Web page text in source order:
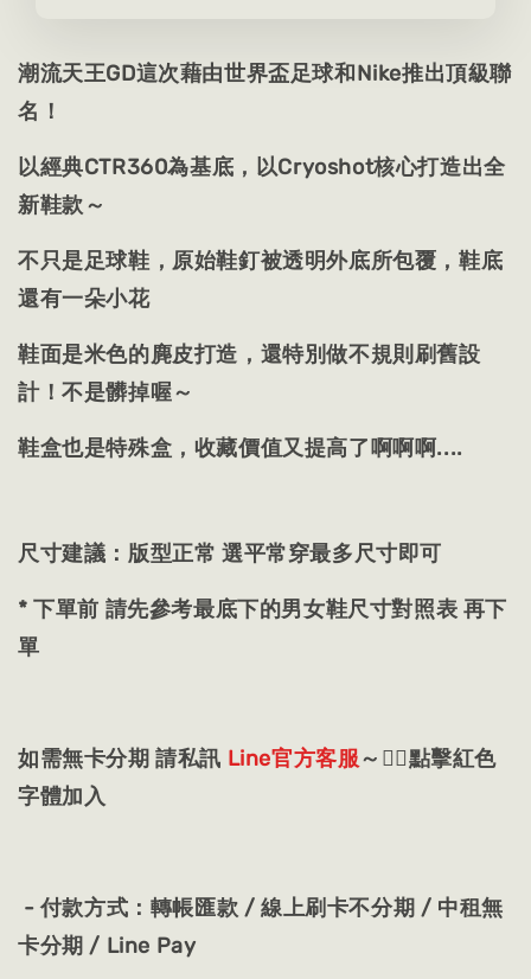
潮流天王GD這次藉由世界盃足球和Nike推出頂級聯
名！
以經典CTR360為基底，以Cryoshot核心打造出全
新鞋款～
不只是足球鞋，原始鞋釘被透明外底所包覆，鞋底
還有一朵小花
鞋面是米色的麂皮打造，還特別做不規則刷舊設
計！不是髒掉喔～
鞋盒也是特殊盒，收藏價值又提高了啊啊啊....
尺寸建議：版型正常 選平常穿最多尺寸即可
* 下單前 請先參考最底下的男女鞋尺寸對照表 再下
單
如需無卡分期 請私訊 Line官方客服～👈🏻點擊紅色
字體加入
- 付款方式：轉帳匯款 / 線上刷卡不分期 / 中租無
卡分期 / Line Pay